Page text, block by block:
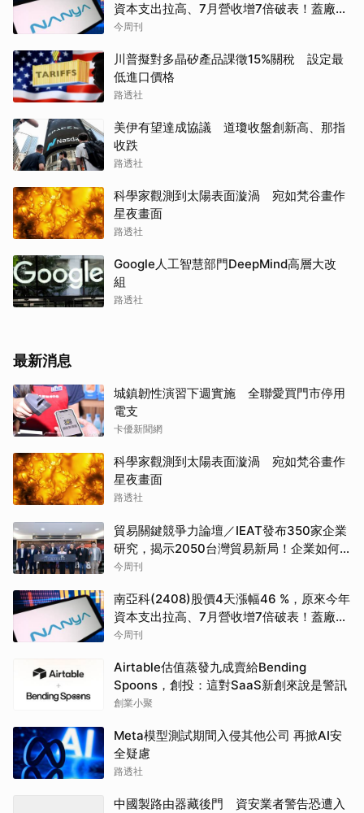
資本支出拉高、7月營收增7倍破表！蓋廠買
設備最新營運目標曝光
今周刊
川普擬對多晶矽產品課徵15%關稅 設定最
低進口價格
路透社
美伊有望達成協議 道瓊收盤創新高、那指
收跌
路透社
科學家觀測到太陽表面漩渦 宛如梵谷畫作
星夜畫面
路透社
Google人工智慧部門DeepMind高層大改
組
路透社
最新消息
城鎮韌性演習下週實施 全聯愛買門市停用
電支
卡優新聞網
科學家觀測到太陽表面漩渦 宛如梵谷畫作
星夜畫面
路透社
貿易關鍵競爭力論壇／IEAT發布350家企業
研究，揭示2050台灣貿易新局！企業如何
透過養「蝦」養「馬」掌握先機？
今周刊
南亞科(2408)股價4天漲幅46 %，原來今年
資本支出拉高、7月營收增7倍破表！蓋廠買
設備最新營運目標曝光
今周刊
Airtable估值蒸發九成賣給Bending
Spoons，創投：這對SaaS新創來說是警訊
創業小聚
Meta模型測試期間入侵其他公司 再掀AI安
全疑慮
路透社
中國製路由器藏後門 資安業者警告恐遭入